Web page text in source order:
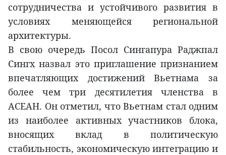
сотрудничества и устойчивого развития в
условиях меняющейся региональной
архитектуры.
В свою очередь Посол Сингапура Раджпал
Сингх назвал это приглашение признанием
впечатляющих достижений Вьетнама за
более чем три десятилетия членства в
АСЕАН. Он отметил, что Вьетнам стал одним
из наиболее активных участников блока,
вносящих вклад в политическую
стабильность, экономическую интеграцию и